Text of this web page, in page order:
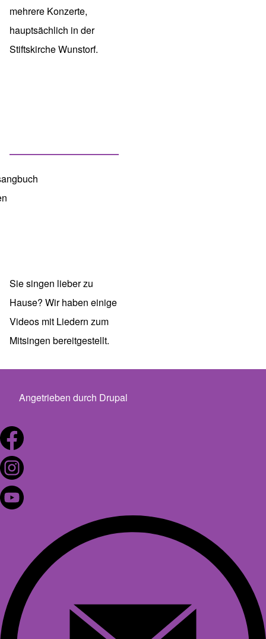
mehrere Konzerte,
hauptsächlich in der
Stiftskirche Wunstorf.
Sie singen lieber zu
Hause? Wir haben einige
Videos mit Liedern zum
Mitsingen bereitgestellt.
Angetrieben durch Drupal